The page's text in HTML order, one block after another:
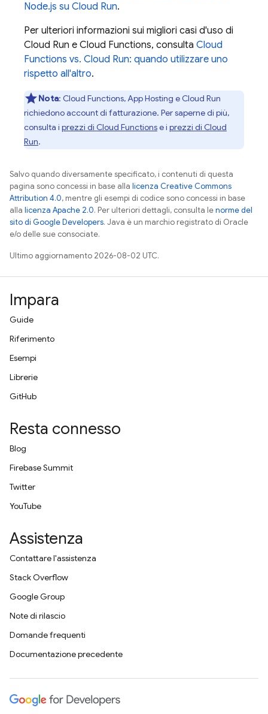
Node.js su Cloud Run.
Per ulteriori informazioni sui migliori casi d'uso di
Cloud Run e Cloud Functions, consulta Cloud
Functions vs. Cloud Run: quando utilizzare uno
rispetto all'altro.
Nota: Cloud Functions,App Hosting e Cloud Run
richiedono account di fatturazione. Per saperne di più,
consulta i prezzi di Cloud Functionse i prezzi di Cloud
Run.
Salvo quando diversamente specificato, i contenuti di questa
pagina sono concessi in base alla licenza Creative Commons
Attribution 4.0, mentre gli esempi di codice sono concessi in base
alla licenza Apache 2.0. Per ulteriori dettagli, consulta lenorme del
sito di Google Developers. Java è un marchio registrato di Oracle
e/o delle sue consociate.
Ultimo aggiornamento 2026-08-02 UTC.
Impara
Guide
Riferimento
Esempi
Librerie
GitHub
Resta connesso
Blog
Firebase Summit
Twitter
YouTube
Assistenza
Contattare l'assistenza
Stack Overflow
Google Group
Note di rilascio
Domande frequenti
Documentazione precedente